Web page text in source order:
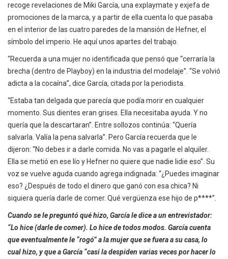
recoge revelaciones de Miki García, una explaymate y exjefa de
promociones de la marca, y a partir de ella cuenta lo que pasaba
en el interior de las cuatro paredes de la mansión de Hefner, el
símbolo del imperio. He aquí unos apartes del trabajo.
“Recuerda a una mujer no identificada que pensó que “cerraría la
brecha (dentro de Playboy) en la industria del modelaje”. “Se volvió
adicta a la cocaína”, dice García, citada por la periodista.
“Estaba tan delgada que parecía que podía morir en cualquier
momento. Sus dientes eran grises. Ella necesitaba ayuda. Y no
quería que la descartaran”. Entre sollozos continúa: “Quería
salvarla. Valía la pena salvarla”. Pero García recuerda que le
dijeron: “No debes ir a darle comida. No vas a pagarle el alquiler.
Ella se metió en ese lío y Hefner no quiere que nadie lidie eso”. Su
voz se vuelve aguda cuando agrega indignada: “¿Puedes imaginar
eso? ¿Después de todo el dinero que ganó con esa chica? Ni
siquiera quería darle de comer. Qué vergüenza ese hijo de p****”.
Cuando se le preguntó qué hizo, García le dice a un entrevistador:
“Lo hice (darle de comer). Lo hice de todos modos. García cuenta
que eventualmente le “rogó” a la mujer que se fuera a su casa, lo
cual hizo, y que a García “casi la despiden varias veces por hacer lo